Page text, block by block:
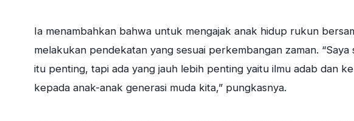
Ia menambahkan bahwa untuk mengajak anak hidup rukun
melakukan pendekatan yang sesuai perkembangan zaman.
itu penting, tapi ada yang jauh lebih penting yaitu ilmu adab dan
kepada anak-anak generasi muda kita,” pungkasnya.